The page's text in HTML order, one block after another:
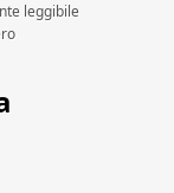
leggibile